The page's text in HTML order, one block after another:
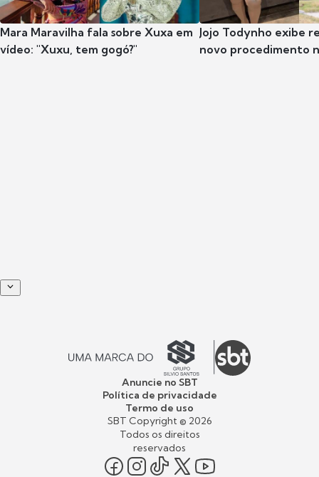
Mara Maravilha fala sobre Xuxa em
vídeo: "Xuxu, tem gogó?"
Jojo Todynho exibe
novo procedimento
Anuncie no SBT
Política de privacidade
Termo de uso
SBT Copyright © 2026
Todos os direitos
reservados